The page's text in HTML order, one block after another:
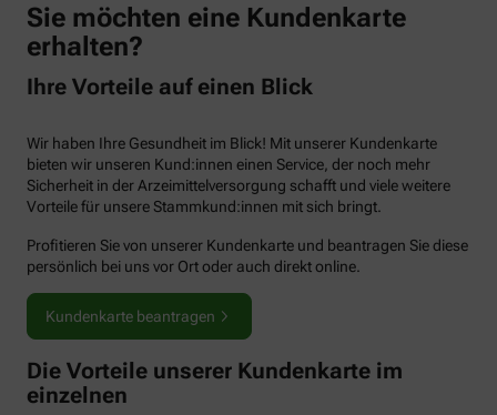
Sie möchten eine Kundenkarte
erhalten?
Ihre Vorteile auf einen Blick
Wir haben Ihre Gesundheit im Blick! Mit unserer Kundenkarte
bieten wir unseren Kund:innen einen Service, der noch mehr
Sicherheit in der Arzeimittelversorgung schafft und viele weitere
Vorteile für unsere Stammkund:innen mit sich bringt.
Profitieren Sie von unserer Kundenkarte und beantragen Sie diese
persönlich bei uns vor Ort oder auch direkt online.
Kundenkarte beantragen
Die Vorteile unserer Kundenkarte im
einzelnen